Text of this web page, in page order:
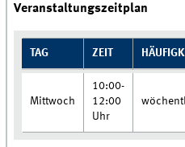
Veranstaltungszeitplan
TAG ZEIT
Mittwoch
10:00-
12:00
Uhr